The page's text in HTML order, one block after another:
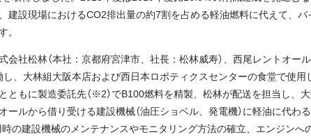
建設現場におけるCO2排出量の約7割を占める軽油燃料に代えて、
。
社松林（本社：京都府宮津市、社長：松林威寿）、西尾レントオール
し、大林組大阪本店および西日本ロボティクスセンターの食堂で使用
ともに製造委託先（※2）でB100燃料を精製、松林が配送を担当し、
ールから借り受ける建設機械（油圧ショベル、発電機）に軽油に代わ
の建設機械のメンテナンスやモニタリング方法の確立、エンジンへ